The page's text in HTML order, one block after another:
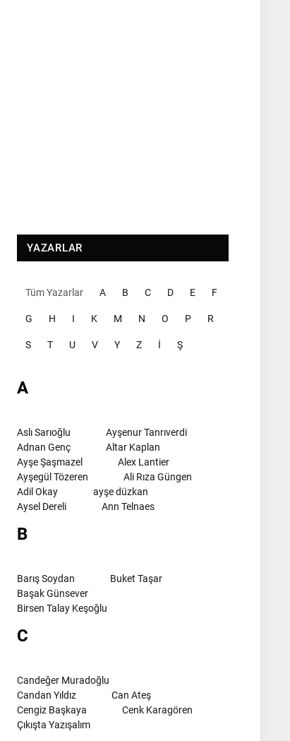
YAZARLAR
Tüm Yazarlar A B C D E F
G H I K M N O P R
S T U V Y Z İ Ş
A
Aslı Sarıoğlu
Ayşenur Tanrıverdi
Adnan Genç
Altar Kaplan
Ayşe Şaşmazel
Alex Lantier
Ayşegül Tözeren
Ali Rıza Güngen
Adil Okay
ayşe düzkan
Aysel Dereli
Ann Telnaes
B
Barış Soydan
Buket Taşar
Başak Günsever
Birsen Talay Keşoğlu
C
Candeğer Muradoğlu
Candan Yıldız
Can Ateş
Cengiz Başkaya
Cenk Karagören
Çıkışta Yazışalım